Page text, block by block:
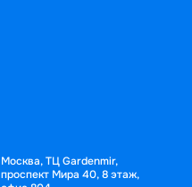
Москва, ТЦ Gardenmir,
проспект Мира 40, 8 этаж,